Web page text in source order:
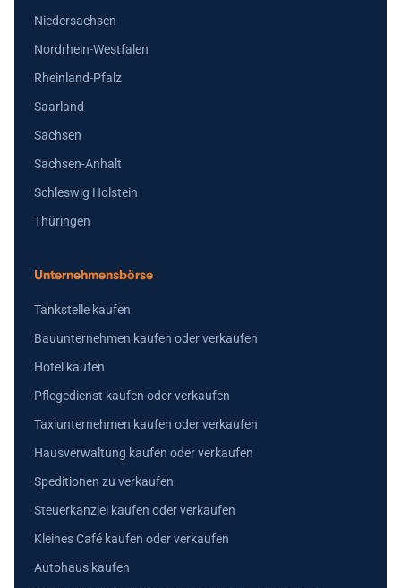
Niedersachsen
Nordrhein-Westfalen
Rheinland-Pfalz
Saarland
Sachsen
Sachsen-Anhalt
Schleswig Holstein
Thüringen
Unternehmensbörse
Tankstelle kaufen
Bauunternehmen kaufen oder verkaufen
Hotel kaufen
Pflegedienst kaufen oder verkaufen
Taxiunternehmen kaufen oder verkaufen
Hausverwaltung kaufen oder verkaufen
Speditionen zu verkaufen
Steuerkanzlei kaufen oder verkaufen
Kleines Café kaufen oder verkaufen
Autohaus kaufen